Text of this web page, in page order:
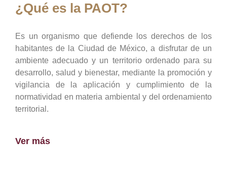
¿Qué es la PAOT?
Es un organismo que defiende los derechos de los
habitantes de la Ciudad de México, a disfrutar de un
ambiente adecuado y un territorio ordenado para su
desarrollo, salud y bienestar, mediante la promoción y
vigilancia de la aplicación y cumplimiento de la
normatividad en materia ambiental y del ordenamiento
territorial.
Ver más